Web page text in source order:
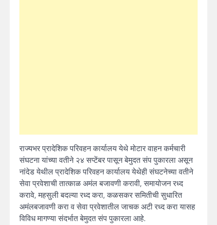
राज्यभर प्रादेशिक परिवहन कार्यालय येथे मोटार वाहन कर्मचारी
संघटना यांच्या वतीने २४ सप्टेंबर पासून बेमुदत संप पुकारला असून
नांदेड येथील प्रादेशिक परिवहन कार्यालय येथेही संघटनेच्या वतीने
सेवा प्रवेशाची तात्काळ अमंल बजावणी करावी, समायोजन रध्द
करावे, महसुली बदल्या रध्द करा, कळसकर समितीची सुधारित
अमंलबजावणी करा व सेवा प्रवेशातील जाचक अटी रध्द करा यासह
विविध मागण्या संदर्भात बेमुदत संप पुकारला आहे.